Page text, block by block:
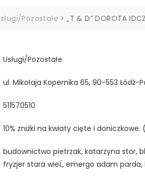
Pozostałe >„T & D” DOROTA
Usługi/Pozostałe
ul. Mikołaja Kopernika 65, 90-553 Łódź-
511570510
10% zniżki na kwiaty cięte i
budownictwo pietrzak, katarzyna stor,
fryzjer stara wieĹ, emergo adam